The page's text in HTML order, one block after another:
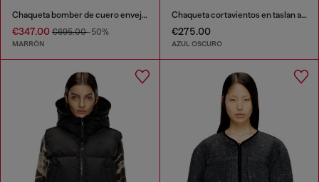
Chaqueta bomber de cuero envejecido
€347.00 €695.00-50%
MARRÓN
Chaqueta cortavientos en taslan acid-wash
€275.00
AZUL OSCURO